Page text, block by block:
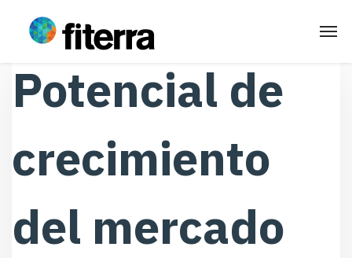
Potencial de
crecimiento
del mercado